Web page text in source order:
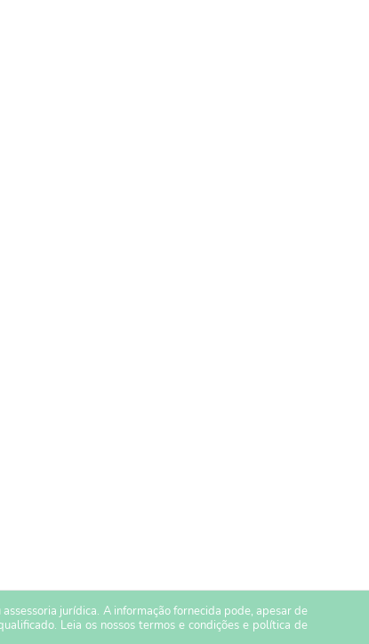
jurídica. A informação fornecida pode, apesar de
Leia os nossos termos e condiçõese política de